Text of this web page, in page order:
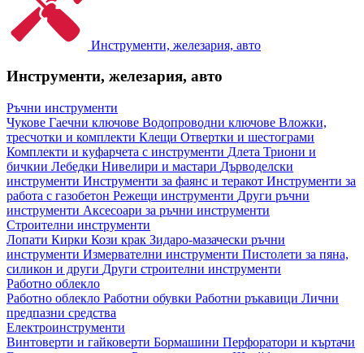
Инструменти, железария, авто
Инструменти, железария, авто
Ръчни инструменти
Чукове Гаечни ключове Водопроводни ключове Вложки,
тресчотки и комплекти Клещи Отвертки и шестограми
Комплекти и куфарчета с инструменти Длета Триони и
бичкии Лебедки Нивелири и мастари Дърводелски
инструменти Инструменти за фаянс и теракот Инструменти за
работа с газобетон Режещи инструменти Други ръчни
инструменти Аксесоари за ръчни инструменти
Строителни инструменти
Лопати Кирки Кози крак Зидаро-мазачески ръчни
инструменти Измервателни инструменти Пистолети за пяна,
силикон и други Други строителни инструменти
Работно облекло
Работно облекло Работни обувки Работни ръкавици Лични
предпазни средства
Електроинструменти
Винтоверти и гайковерти Бормашини Перфоратори и къртачи